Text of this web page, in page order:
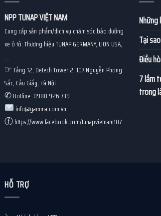
NPP TUNAP VIỆT NAM
Cung cấp sản phẩm/dịch vụ chăm sóc bảo dưỡng
xe ô tô. Thương hiệu TUNAP GERMANY, LION USA,
...
☞Tầng 12, Detech Tower 2, 107 Nguyễn Phong
Sắc, Cầu Giấy, Hà Nội
✆Hotline: 0988 926 739
info@gamma.com.vn
ⓕhttps://www.facebook.com/tunapvietnam107
Những
Tại
Điều
7 lầm
trong
HỖ TRỢ